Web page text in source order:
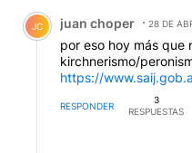
Comentario de juan
JC juan choper 28 DE
por eso hoy más que
kirchnerismo/
https://
RESPONDER
3
RESPUESTAS